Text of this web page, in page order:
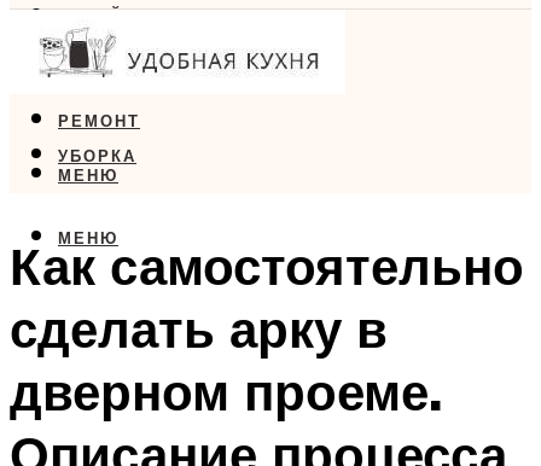
ДИЗАЙН
ЕДА
РЕМОНТ
УБОРКА
МЕНЮ
МЕНЮ
Как самостоятельно
сделать арку в
дверном проеме.